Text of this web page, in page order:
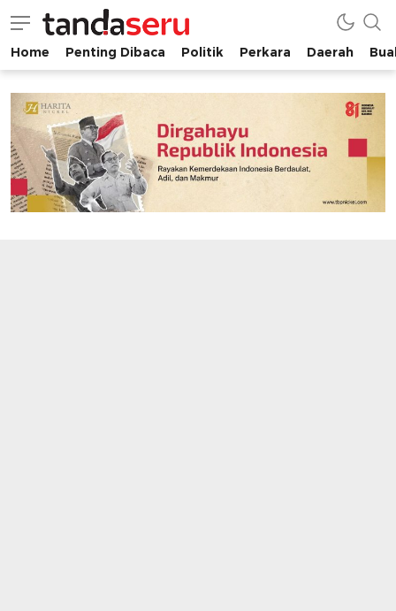
tandaseru.com | Penting Dibaca
tandaseru.com
Home Penting Dibaca Politik Perkara Daerah